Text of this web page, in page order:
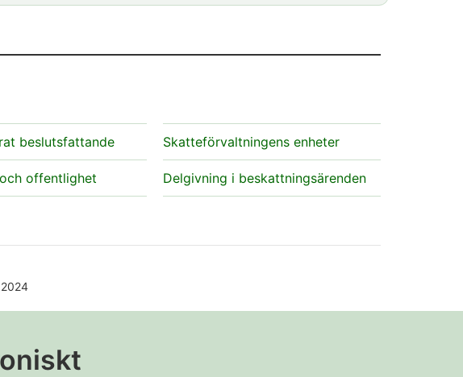
beslutsfattande
offentlighet
Skatteförvaltningens enheter
Delgivning i beskattningsärenden